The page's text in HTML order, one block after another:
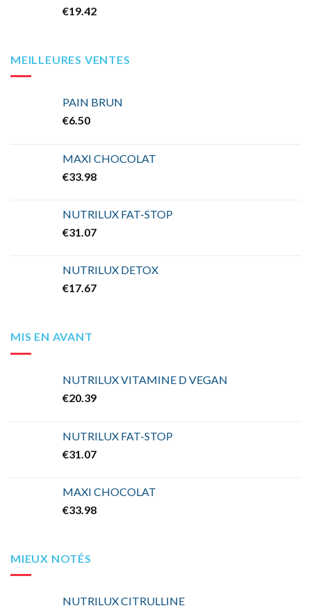
€19.42
MEILLEURES VENTES
PAIN BRUN
€6.50
MAXI CHOCOLAT
€33.98
NUTRILUX FAT-STOP
€31.07
NUTRILUX DETOX
€17.67
MIS EN AVANT
NUTRILUX VITAMINE D VEGAN
€20.39
NUTRILUX FAT-STOP
€31.07
MAXI CHOCOLAT
€33.98
MIEUX NOTÉS
NUTRILUX CITRULLINE